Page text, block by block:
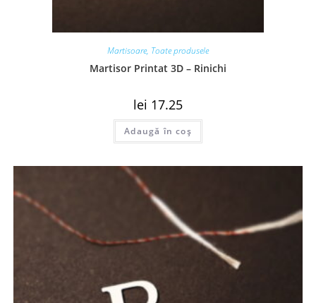
Martisoare, Toate produsele
Martisor Printat 3D – Rinichi
lei 17.25
Adaugă în coș